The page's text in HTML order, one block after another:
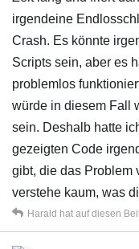
irgendeine
Crash. Es könnte
Scripts sein, aber es
problemlos
würde in diesem Fall
sein. Deshalb hatte
gezeigten Code
gibt, die das Problem
verstehe kaum, was
Harald hat auf diesen